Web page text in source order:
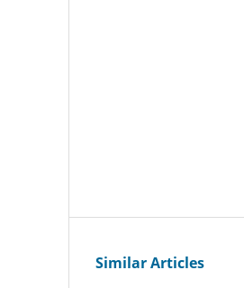
Similar Articles